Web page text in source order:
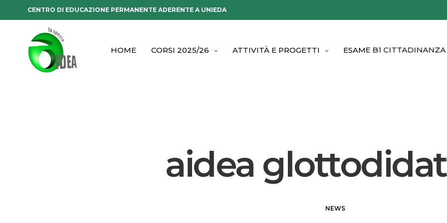
CENTRO DI EDUCAZIONE PERMANENTE ADERENTE A UNIEDA
HOME CORSI 2025/26 ATTIVITÀ E PROGETTI ESAME B1 CITTADINANZA
aidea
NEWS